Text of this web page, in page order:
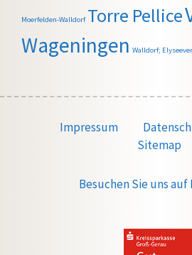
Moerfelden-Walldorf Torre Pellice
Wageningen Walldorf;
Impressum
Sitemap
Besuchen Sie uns auf